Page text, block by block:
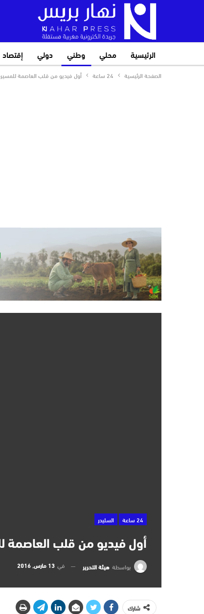
الرئيسية محلي وطني دولي إقتصاد
الصفحة الرئيسية 24 ساعة أول فيديو من قلب العاصمة
24 ساعة السليدر
أول فيديو من قلب العاصمة
بواسطة هيئة التحرير في 13 مارس, 2016
شارك